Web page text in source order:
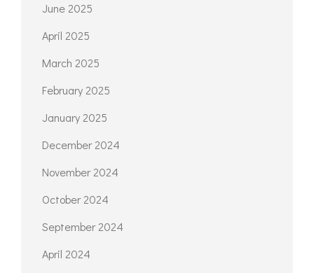
June 2025
April 2025
March 2025
February 2025
January 2025
December 2024
November 2024
October 2024
September 2024
April 2024